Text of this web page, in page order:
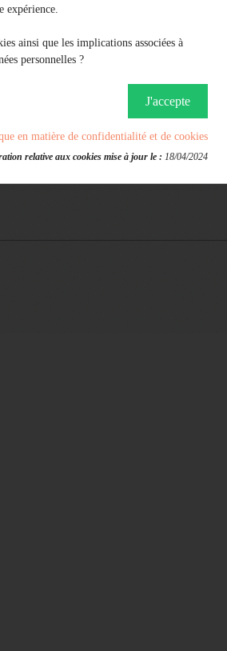
expérience.
ainsi que les implications associées à
personnelles ?
J'accepte
en matière de confidentialité et de cookies
relative aux cookies mise à jour le : 18/04/2024